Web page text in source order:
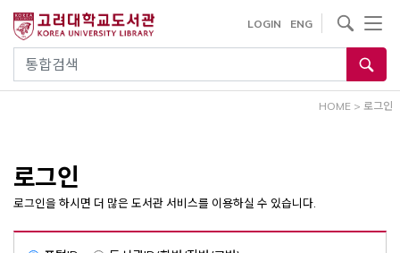
건
통합검색
LOGIN ENG
사이트내 검색
HOME > 로그인
로그인
로그인을 하시면 더 많은 도서관 서비스를 이용하실 수 있습니다.